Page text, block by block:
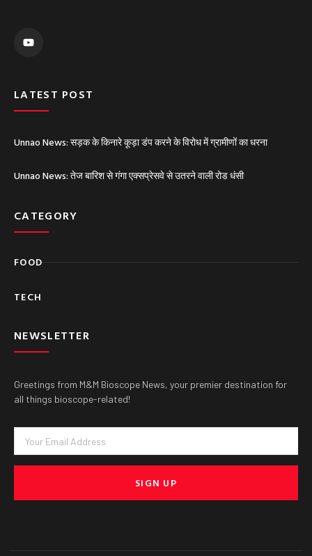
u
LATEST POST
Unnao News: सड़क के किनारे कूड़ा डंप करने के विरोध में ग्रामीणों का धरना
Unnao News: तेज बारिश से गंगा एक्सप्रेसवे से उतरने वाली रोड धंसी
CATEGORY
FOOD
TECH
NEWSLETTER
Greetings from M&M Bioscope News, your premier destination for
all things bioscope-related!
Email
SIGN UP